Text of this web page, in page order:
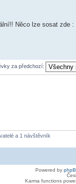
Něco lze sosat zde :
za předchozí:
a 1 návštěvník
Powered by
Karma functions